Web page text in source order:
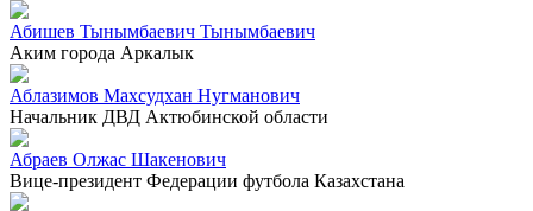
Абишев Тынымбаевич Тынымбаевич
Аким города Аркалык
Аблазимов Махсудхан Нугманович
Начальник ДВД Актюбинской области
Абраев Олжас Шакенович
Вице-президент Федерации футбола Казахстана